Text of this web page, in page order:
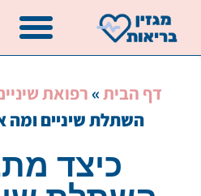
דף הבית» רפואת
השתלת שיניים ומה
כיצד